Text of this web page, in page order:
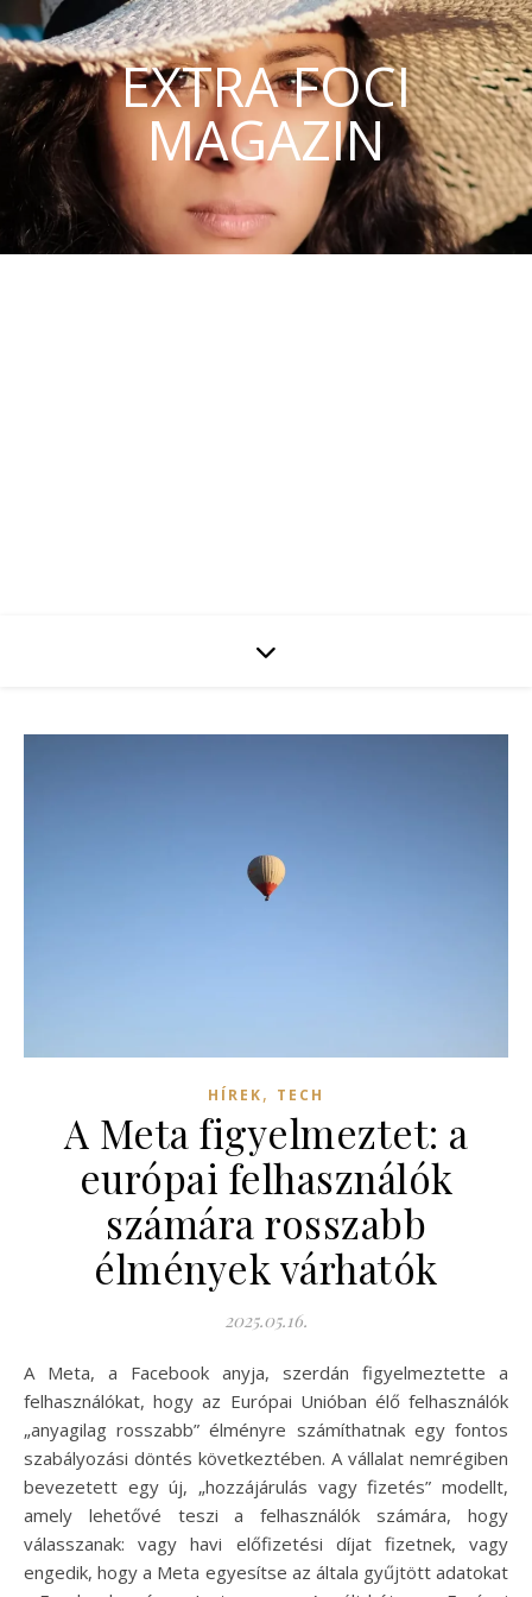
EXTRA FOCI
MAGAZIN
HÍREK, TECH
A Meta figyelmeztet: a
európai felhasználók
számára rosszabb
élmények várhatók
2025.05.16.
A Meta, a Facebook anyja, szerdán figyelmeztette a
felhasználókat, hogy az Európai Unióban élő felhasználók
„anyagilag rosszabb” élményre számíthatnak egy fontos
szabályozási döntés következtében. A vállalat nemrégiben
bevezetett egy új, „hozzájárulás vagy fizetés” modellt,
amely lehetővé teszi a felhasználók számára, hogy
válasszanak: vagy havi előfizetési díjat fizetnek, vagy
engedik, hogy a Meta egyesítse az általa gyűjtött adatokat